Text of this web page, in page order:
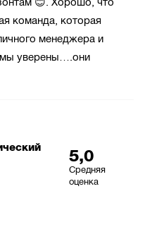
команда, которая
менеджера и
мы уверены….они
5,0
Средняя
оценка